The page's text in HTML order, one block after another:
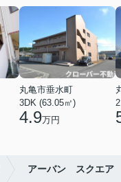
丸亀市垂水町
3DK (63.05㎡)
4.9万円
アーバン スクエア